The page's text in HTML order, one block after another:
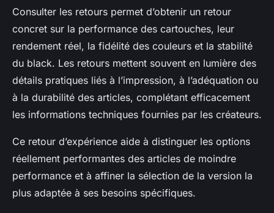
Consulter les retours permet d’obtenir un retour
concret sur la performance des cartouches, leur
rendement réel, la fidélité des couleurs et la stabilité
du black. Les retours mettent souvent en lumière des
détails pratiques liés à l’impression, à l’adéquation ou
à la durabilité des articles, complétant efficacement
les informations techniques fournies par les créateurs.
Ce retour d’expérience aide à distinguer les options
réellement performantes des articles de moindre
performance et à affiner la sélection de la version la
plus adaptée à ses besoins spécifiques.